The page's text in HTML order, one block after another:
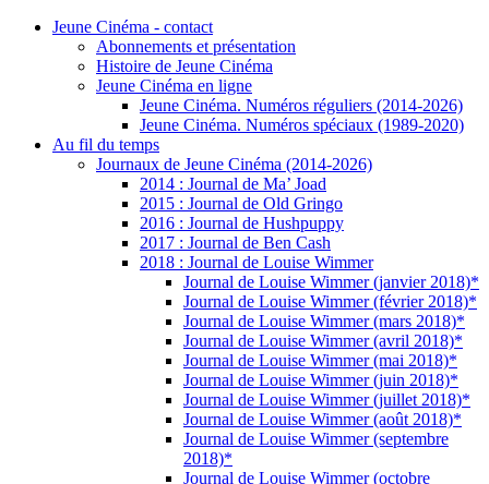
Jeune Cinéma - contact
Abonnements et présentation
Histoire de Jeune Cinéma
Jeune Cinéma en ligne
Jeune Cinéma. Numéros réguliers (2014-2026)
Jeune Cinéma. Numéros spéciaux (1989-2020)
Au fil du temps
Journaux de Jeune Cinéma (2014-2026)
2014 : Journal de Ma’ Joad
2015 : Journal de Old Gringo
2016 : Journal de Hushpuppy
2017 : Journal de Ben Cash
2018 : Journal de Louise Wimmer
Journal de Louise Wimmer (janvier 2018)*
Journal de Louise Wimmer (février 2018)*
Journal de Louise Wimmer (mars 2018)*
Journal de Louise Wimmer (avril 2018)*
Journal de Louise Wimmer (mai 2018)*
Journal de Louise Wimmer (juin 2018)*
Journal de Louise Wimmer (juillet 2018)*
Journal de Louise Wimmer (août 2018)*
Journal de Louise Wimmer (septembre
2018)*
Journal de Louise Wimmer (octobre